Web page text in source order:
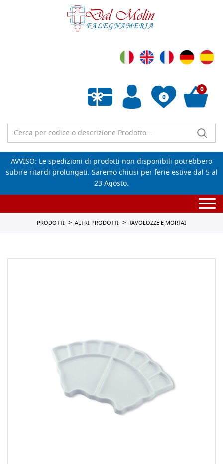
0
Wishlist vuota
0
AVVISO: Le spedizioni di prodotti non disponibili potrebbero
subire ritardi prolungati. Saremo chiusi per ferie estive dal 5 al
23 Agosto.
PRODOTTI ALTRI PRODOTTI TAVOLOZZE E MORTAI